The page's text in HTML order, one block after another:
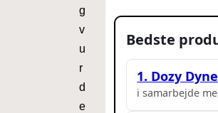
g
v
u
r
d
e
Bedste
1. Dozy
i samarbejde